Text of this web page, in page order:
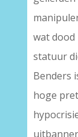
wat dood
statuur
Benders
hoge